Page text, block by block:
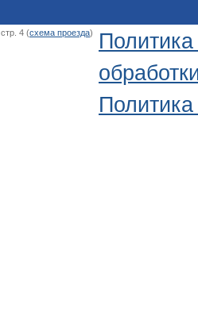
4 (схема проезда)